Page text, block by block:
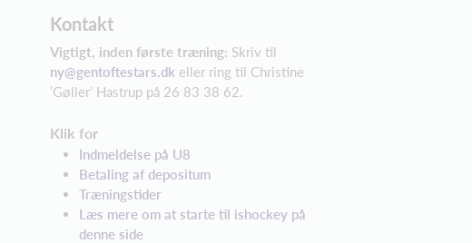
Kontakt
Vigtigt, inden første træning: Skriv til
ny@gentoftestars.dk eller ring til Christine
’Gøller’ Hastrup på 26 83 38 62.
Klik for
Indmeldelse på U8
Betaling af depositum
Træningstider
Læs mere om at starte til ishockey på
denne side